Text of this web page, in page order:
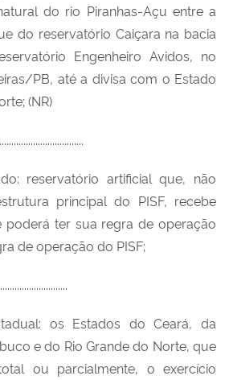
do rio Piranhas-Açu entre a
do reservatório Caiçara na bacia
Engenheiro Avidos, no
PB, até a divisa com o Estado
(NR)
reservatório artificial que, não
principal do PISF, recebe
poderá ter sua regra de operação
de operação do PISF;
os Estados do Ceará, da
e do Rio Grande do Norte, que
ou parcialmente, o exercício